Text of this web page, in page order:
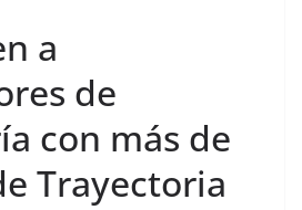
a
de
con más de
Trayectoria